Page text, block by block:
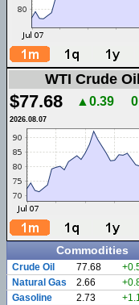
WTI Crude Oil
$77.68 ▲0.39
2026.08.07
Commodities
Crude Oil 77.68
Natural Gas
2.66
Gasoline
2.73